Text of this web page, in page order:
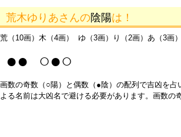
荒木ゆりあさんの陰陽は！
荒（10画）木（4画） ゆ（3画）り（2画）あ（3画）
●● ○●○
画数の奇数（○陽）と偶数（●陰）の配列で吉凶を占
よる名前は大凶名で避ける必要があります。画数の